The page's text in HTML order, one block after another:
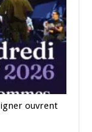
ouvrent